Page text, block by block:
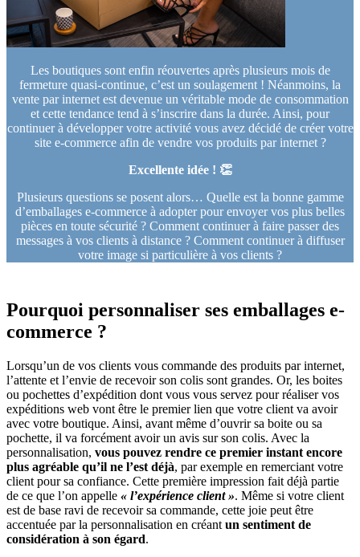
Les boutiques sont enfin réouvertes après plusieurs mois de
fermeture quasi-continue, c’est un soulagement ! Néanmoins, la
vente par internet est devenue un véritable mode de consommation
et cette tendance tend à s’inscrire dans la durée. Ainsi, pour
continuer à développer votre activité vous avez décidé de créer votre
site e-commerce afin de vendre vos produits par internet ?
Excellente idée ! 👏
Plusieurs questions se posent alors… Quelle est la bonne gamme
d’emballages e-commerce à adopter pour envoyer vos plus belles
pièces en toute sécurité ? Comment continuer à faire passer des
messages à vos clients à distance ? Comment continuer à diffuser
votre image si particulière à vos clients ?
Pourquoi personnaliser ses emballages e-
commerce ?
Lorsqu’un de vos clients vous commande des produits par internet,
l’attente et l’envie de recevoir son colis sont grandes. Or, les boites
ou pochettes d’expédition dont vous vous servez pour réaliser vos
expéditions web vont être le premier lien que votre client va avoir
avec votre boutique. Ainsi, avant même d’ouvrir sa boite ou sa
pochette, il va forcément avoir un avis sur son colis. Avec la
personnalisation, vous pouvez rendre ce premier instant encore
plus agréable qu’il ne l’est déjà, par exemple en remerciant votre
client pour sa confiance. Cette première impression fait déjà partie
de ce que l’on appelle « l’expérience client ». Même si votre client
est de base ravi de recevoir sa commande, cette joie peut être
accentuée par la personnalisation en créant un sentiment de
considération à son égard.